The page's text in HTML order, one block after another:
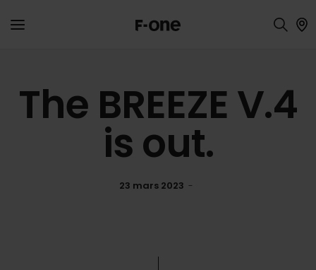
The BREEZE V.4
is out.
23 mars 2023